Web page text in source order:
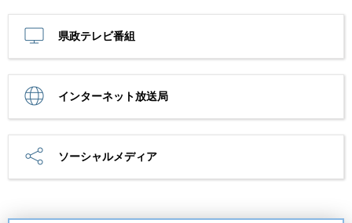
県政テレビ番組
インターネット放送局
ソーシャルメディア